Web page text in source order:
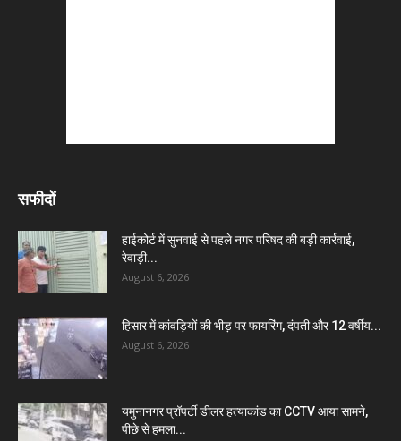
सफीदों
हाईकोर्ट में सुनवाई से पहले नगर परिषद की बड़ी कार्रवाई,
रेवाड़ी...
August 6, 2026
हिसार में कांवड़ियों की भीड़ पर फायरिंग, दंपती और 12 वर्षीय...
August 6, 2026
यमुनानगर प्रॉपर्टी डीलर हत्याकांड का CCTV आया सामने,
पीछे से हमला...